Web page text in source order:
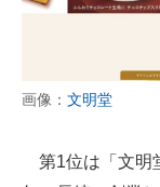
画像： 文明堂
第1位は「文明